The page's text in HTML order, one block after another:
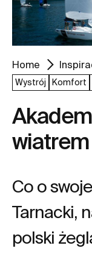
Home
Wystrój Komfort
Co o
Tarnacki,
polski